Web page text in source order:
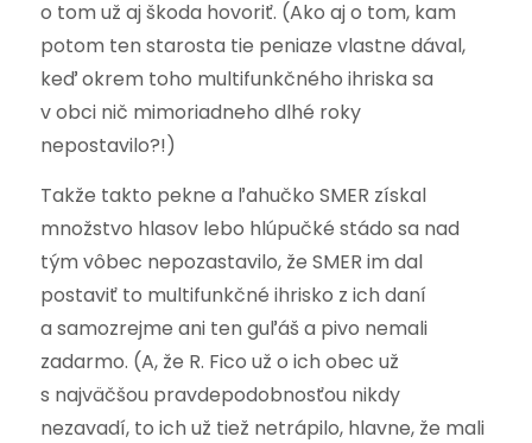
o tom už aj škoda hovoriť. (Ako aj o tom, kam
potom ten starosta tie peniaze vlastne dával,
keď okrem toho multifunkčného ihriska sa
v obci nič mimoriadneho dlhé roky
nepostavilo?!)
Takže takto pekne a ľahučko SMER získal
množstvo hlasov lebo hlúpučké stádo sa nad
tým vôbec nepozastavilo, že SMER im dal
postaviť to multifunkčné ihrisko z ich daní
a samozrejme ani ten guľáš a pivo nemali
zadarmo. (A, že R. Fico už o ich obec už
s najväčšou pravdepodobnosťou nikdy
nezavadí, to ich už tiež netrápilo, hlavne, že mali